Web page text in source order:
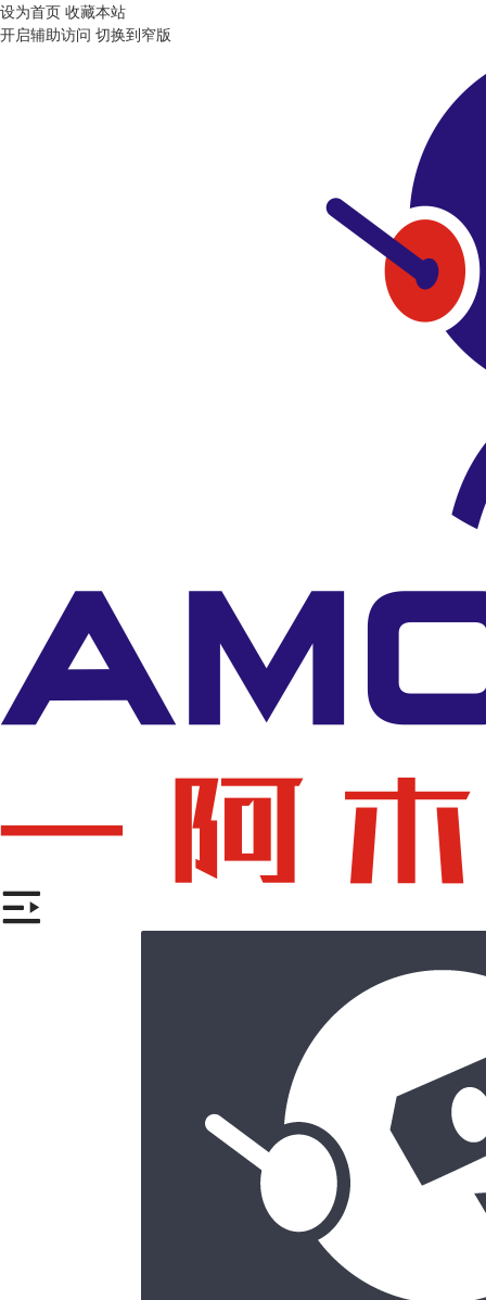
设为首页 收藏本站
开启辅助访问 切换到窄版